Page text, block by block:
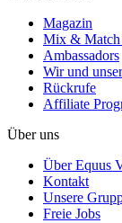
Magazin
Mix & Match
Ambassadors
Wir und
Rückrufe
Affiliate
Über uns
Über Equus
Kontakt
Unsere
Freie Jobs